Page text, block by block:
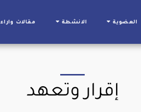
العضوية الانشطة مقالات واراء
إقرار وتعهد